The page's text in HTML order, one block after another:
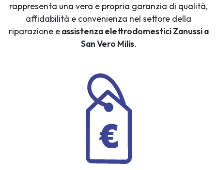
rappresenta una vera e propria garanzia di qualità,
affidabilità e convenienza nel settore della
riparazione eassistenza elettrodomestici Zanussi a
San Vero Milis.